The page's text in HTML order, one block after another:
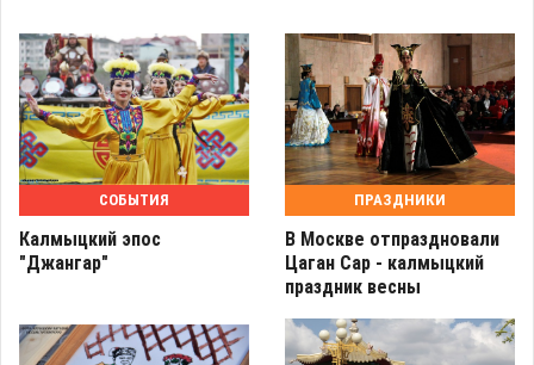
СОБЫТИЯ
Калмыцкий эпос
"Джангар"
ПРАЗДНИКИ
В Москве отпраздновали
Цаган Сар - калмыцкий
праздник весны